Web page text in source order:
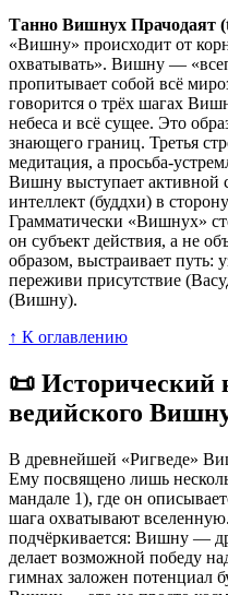
Танно Вишнух Прачодаят
«Вишну» происходит от
охватывать». Вишну —
пропитывает собой всё
говорится о трёх шагах
небеса и всё сущее. Это
знающего границ. Третья
медитация, а просьба-
Вишну выступает активной
интеллект (буддхи) в
Грамматически «Вишнух»
он субъект действия, а не
образом, выстраивает путь:
переживи присутствие
(Вишну).
↑ К оглавлению
📜 Исторический
ведийского
В древнейшей «Ригведе»
Ему посвящено лишь
мандале 1), где он
шага охватывают
подчёркивается: Вишну —
делает возможной победу
гимнах заложен потенциал